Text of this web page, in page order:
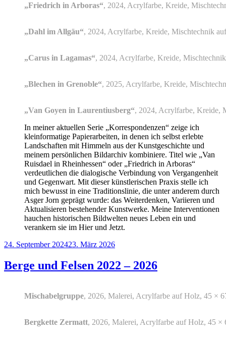
„Friedrich in Arboras“, 2024, Acrylfarbe, Kreide,
„Dahl im Allgäu“, 2024, Acrylfarbe, Kreide, Mischtechnik
„Carus in Lagamas“, 2024, Acrylfarbe, Kreide,
„Blechen in Grenoble“, 2025, Acrylfarbe, Kreide,
„Van Goyen in Laurentiusberg“, 2024, Acrylfarbe, Kreide,
In meiner aktuellen Serie „Korrespondenzen“ zeige ich
kleinformatige Papierarbeiten, in denen ich selbst erlebte
Landschaften mit Himmeln aus der Kunstgeschichte und
meinem persönlichen Bildarchiv kombiniere. Titel wie „Van
Ruisdael in Rheinhessen“ oder „Friedrich in Arboras“
verdeutlichen die dialogische Verbindung von Vergangenheit
und Gegenwart. Mit dieser künstlerischen Praxis stelle ich
mich bewusst in eine Traditionslinie, die unter anderem durch
Asger Jorn geprägt wurde: das Weiterdenken, Variieren und
Aktualisieren bestehender Kunstwerke. Meine Interventionen
hauchen historischen Bildwelten neues Leben ein und
verankern sie im Hier und Jetzt.
Veröffentlicht
24. September 202423. März 2026
Berge und Felsen 2022 – 2026
Mischabelgruppe, 2026, Malerei, Acrylfarbe auf Holz, 45 ×
Bergkette Zermatt, 2026, Malerei, Acrylfarbe auf Holz, 45 ×